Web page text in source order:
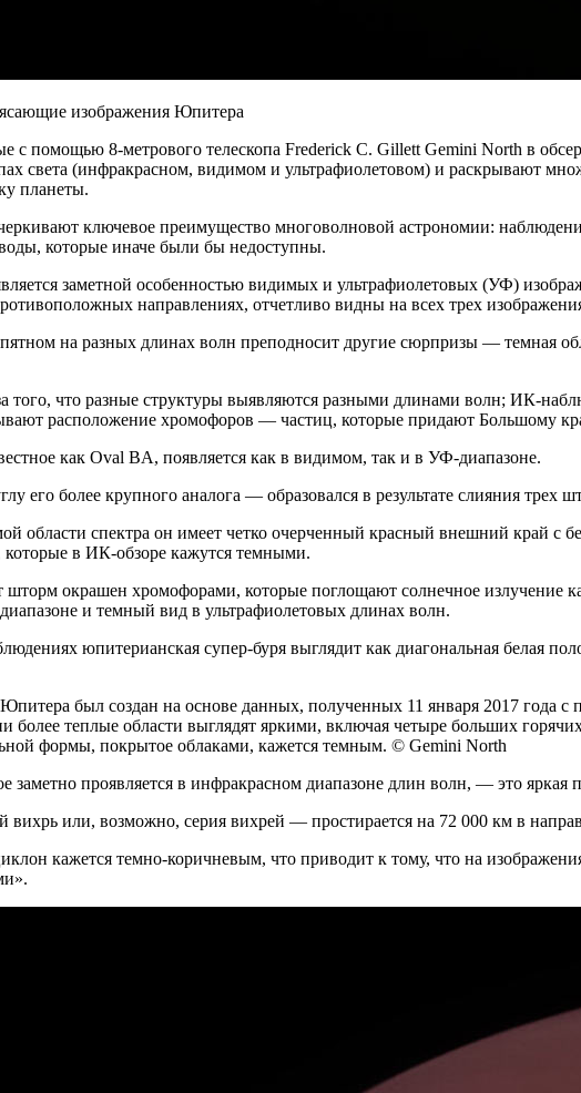
помощью 8-метрового телескопа Frederick C. Gillett Gemini North в
света (инфракрасном, видимом и ультрафиолетовом) и раскрывают
планеты.
ключевое преимущество многоволновой астрономии:
которые иначе были бы недоступны.
заметной особенностью видимых и ультрафиолетовых (УФ)
направлениях, отчетливо видны на всех трех
на разных длинах волн преподносит другие сюрпризы — темная
того, что разные структуры выявляются разными длинами волн; ИК-
расположение хромофоров — частиц, которые придают Большому
как Oval BA, появляется как в видимом, так и в УФ-диапазоне.
более крупного аналога — образовался в результате слияния трех
области спектра он имеет четко очерченный красный внешний край с
которые в ИК-обзоре кажутся темными.
шторм окрашен хромофорами, которые поглощают солнечное излучение
и темный вид в ультрафиолетовых длинах волн.
юпитерианская супер-буря выглядит как диагональная белая
был создан на основе данных, полученных 11 января 2017 года с
теплые области выглядят яркими, включая четыре больших
формы, покрытое облаками, кажется темным. © Gemini North
заметно проявляется в инфракрасном диапазоне длин волн, — это
или, возможно, серия вихрей — простирается на 72 000 км в
кажется темно-коричневым, что приводит к тому, что на